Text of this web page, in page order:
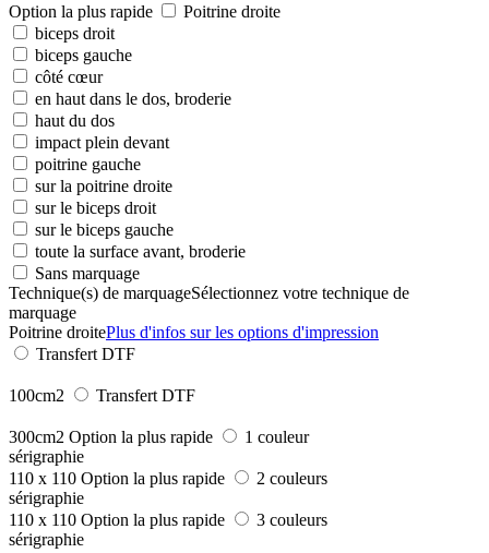
Option la plus rapide
Poitrine droite
biceps droit
biceps gauche
côté cœur
en haut dans le dos, broderie
haut du dos
impact plein devant
poitrine gauche
sur la poitrine droite
sur le biceps droit
sur le biceps gauche
toute la surface avant, broderie
Sans marquage
Technique(s) de marquageSélectionnez votre technique de
marquage
Poitrine droitePlus d'infos sur les options d'impression
Transfert DTF
100cm2 Transfert DTF
300cm2 Option la plus rapide
1 couleur
sérigraphie
110 x 110 Option la plus rapide
2 couleurs
sérigraphie
110 x 110 Option la plus rapide
3 couleurs
sérigraphie